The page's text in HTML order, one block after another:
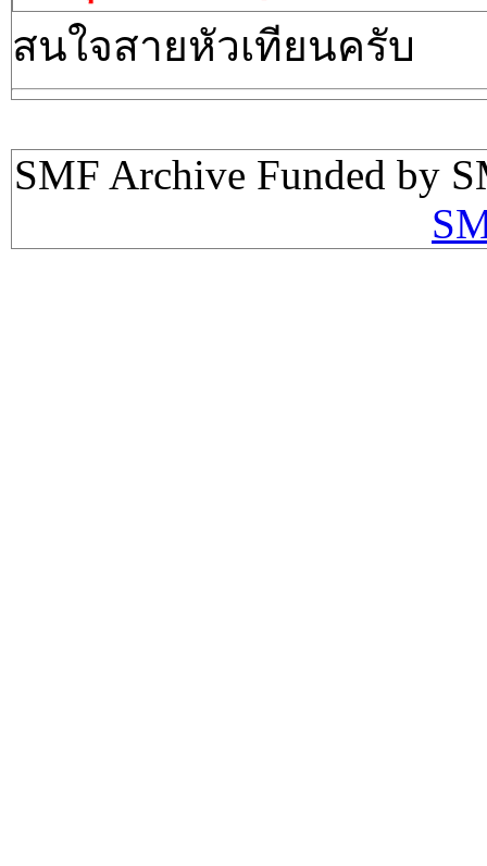
สนใจสายหัวเทียนครับ
SMF Archive Funded by